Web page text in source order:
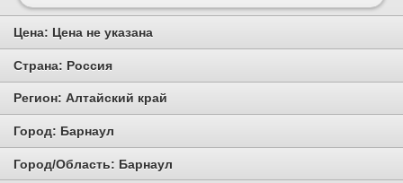
Цена: Цена не указана
Страна: Россия
Регион: Алтайский край
Город: Барнаул
Город/Область: Барнаул